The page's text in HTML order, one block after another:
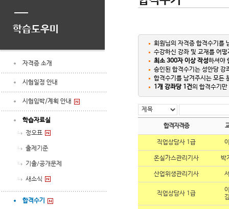
학습도우미
자격증 소개
시험일정 안내
시험임박/계획 안내
학습자료실
정오표
출제기준
기출/공개문제
새소식
합격수기
회원님의 자격증 합격수기를
수강하신 강좌 및 교재를 어
최소 300자 이상 작성하셔야
승인된 합격수기는 성안당 강
합격수기를 남겨주시는 모든
1개 강좌당 1건의 합격수기
합격자격증
직업상담사 1급
온실가스관리기사 박
산업위생관리기사
직업상담사 1급